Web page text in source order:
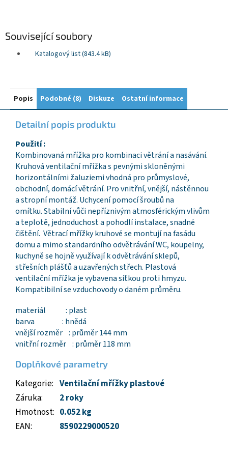
Související soubory
Katalogový list (843.4 kB)
Popis Podobné (8) Diskuze Ostatní informace
Detailní popis produktu
Použití :
Kombinovaná mřížka pro kombinaci větrání a nasávání.
Kruhová ventilační mřížka s pevnými skloněnými
horizontálními žaluziemi vhodná pro průmyslové,
obchodní, domácí větrání. Pro vnitřní, vnější, nástěnnou
a stropní montáž. Uchycení pomocí šroubů na
omítku. Stabilní vůči nepříznivým atmosférickým vlivům
a teplotě, jednoduchost a pohodlí instalace, snadné
čištění. Větrací mřížky kruhové se montují na fasádu
domu a mimo standardního odvětrávání WC, koupelny,
kuchyně se hojně využívají k odvětrávání sklepů,
střešních plášťů a uzavřených střech. Plastová
ventilační mřížka je vybavena síťkou proti hmyzu.
Kompatibilní se vzduchovody o daném průměru.
materiál : plast
barva : hnědá
vnější rozměr : průměr 144 mm
vnitřní rozměr : průměr 118 mm
Doplňkové parametry
Kategorie: Ventilační mřížky plastové
Záruka:
2 roky
Hmotnost: 0.052 kg
EAN: 8590229000520